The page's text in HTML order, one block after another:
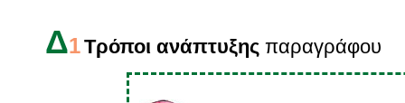
Δ1Τρόποι ανάπτυξης παραγράφου